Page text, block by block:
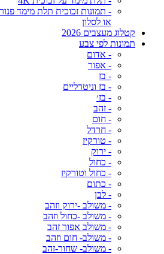
- תמונות זכוכית תלת מימד
או לסלון
קטלוג מעצבים 2026
תמונות לפי צבע
- אדום
- אפור
- בז
- בז וניטרליים
- בז׳
- זהב
- חום
- חרדל
- טורקיז
- ירוק
- כחול
- כחול וטורקיז
- כתום
- לבן
- משולב -ירוק וזהב
- משולב -כחול וזהב
- משולב אפור זהב
- משולב- חום וזהב
- משולב- שחור-זהב